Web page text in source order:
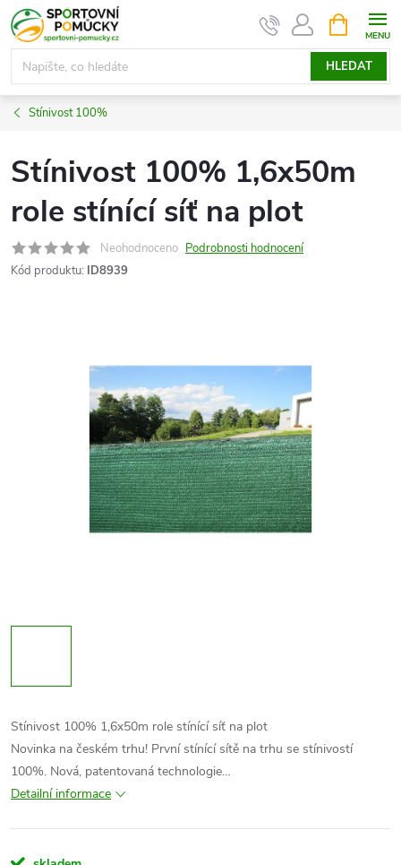
Přejít
na
obsah
HLEDAT
NÁKUPNÍ
KOŠÍK
Stínivost 100%
Stínivost 100% 1,6x50m
role stínící síť na plot
Neohodnoceno Podrobnosti hodnocení
Kód produktu: ID8939
Stínivost 100% 1,6x50m role stínící síť na plot
Novinka na českém trhu! První stínící sítě na trhu se stínivostí
100%. Nová, patentovaná technologie…
Detailní informace